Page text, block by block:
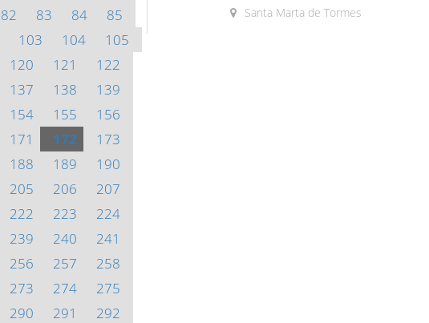
82 83 84
85
103 104
105
120 121
122
137 138
139
154 155
156
171 172
173
188 189
190
205 206
207
222 223
224
239 240
241
256 257
258
273 274
275
290 291 292
Santa Marta de Tormes